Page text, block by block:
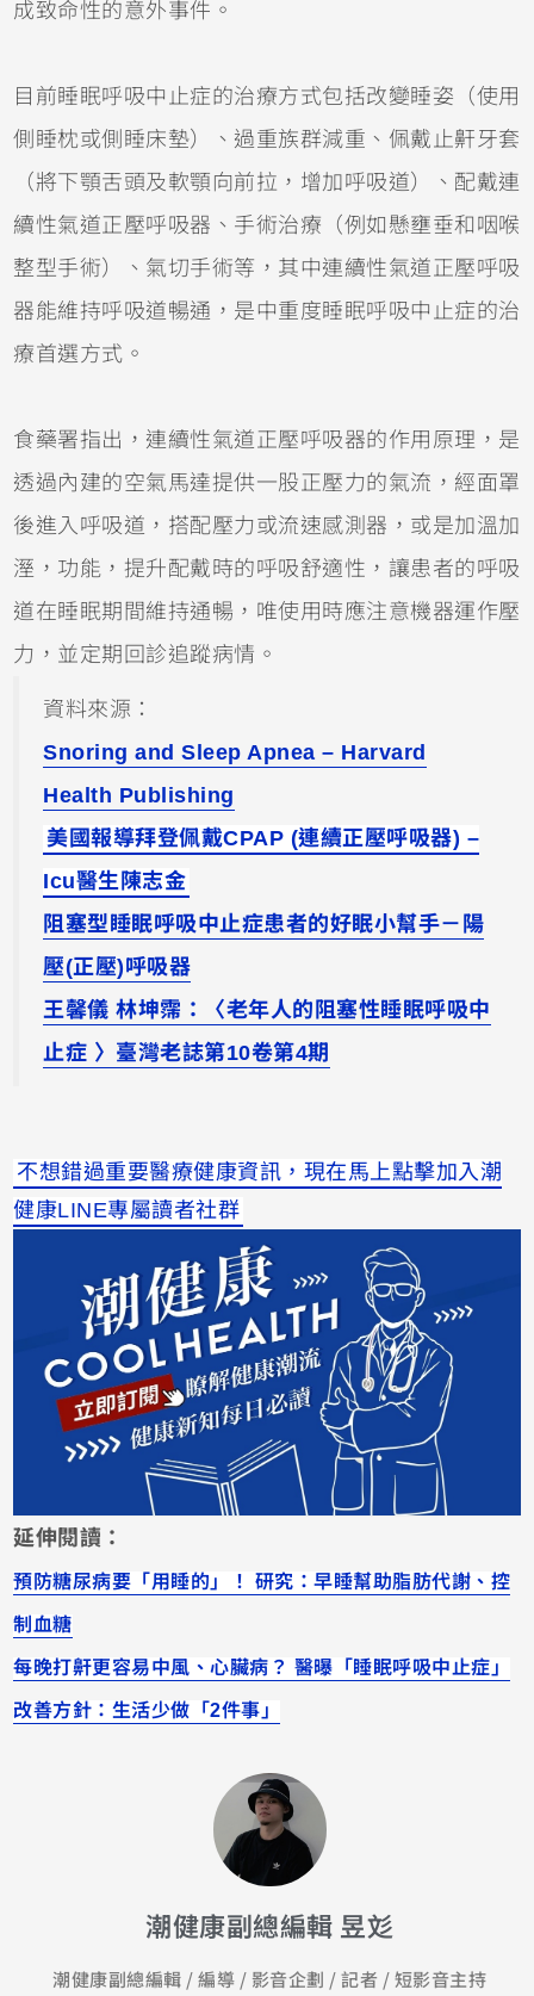
成致命性的意外事件。
目前睡眠呼吸中止症的治療方式包括改變睡姿（使用
側睡枕或側睡床墊）、過重族群減重、佩戴止鼾牙套
（將下顎舌頭及軟顎向前拉，增加呼吸道）、配戴連
續性氣道正壓呼吸器、手術治療（例如懸壅垂和咽喉
整型手術）、氣切手術等，其中連續性氣道正壓呼吸
器能維持呼吸道暢通，是中重度睡眠呼吸中止症的治
療首選方式。
食藥署指出，連續性氣道正壓呼吸器的作用原理，是
透過內建的空氣馬達提供一股正壓力的氣流，經面罩
後進入呼吸道，搭配壓力或流速感測器，或是加溫加
溼，功能，提升配戴時的呼吸舒適性，讓患者的呼吸
道在睡眠期間維持通暢，唯使用時應注意機器運作壓
力，並定期回診追蹤病情。
資料來源：
Snoring and Sleep Apnea – Harvard
Health Publishing
美國報導拜登佩戴CPAP (連續正壓呼吸器) –
Icu醫生陳志金
阻塞型睡眠呼吸中止症患者的好眠小幫手－陽
壓(正壓)呼吸器
王馨儀 林坤霈：〈老年人的阻塞性睡眠呼吸中
止症 〉臺灣老誌第10卷第4期
不想錯過重要醫療健康資訊，現在馬上點擊加入潮
健康LINE專屬讀者社群
延伸閱讀：
預防糖尿病要「用睡的」！ 研究：早睡幫助脂肪代謝、控
制血糖
每晚打鼾更容易中風、心臟病？ 醫曝「睡眠呼吸中止症」
改善方針：生活少做「2件事」
潮健康副總編輯 昱彣
潮健康副總編輯 / 編導 / 影音企劃 / 記者 / 短影音主持